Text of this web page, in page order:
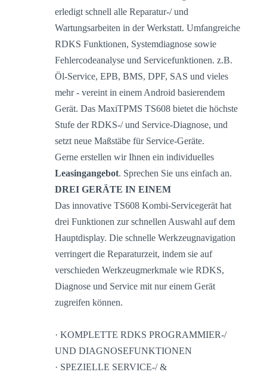
erledigt schnell alle Reparatur-/ und
Wartungsarbeiten in der Werkstatt. Umfangreiche
RDKS Funktionen, Systemdiagnose sowie
Fehlercodeanalyse und Servicefunktionen. z.B.
Öl-Service, EPB, BMS, DPF, SAS und vieles
mehr - vereint in einem Android basierendem
Gerät. Das MaxiTPMS TS608 bietet die höchste
Stufe der RDKS-/ und Service-Diagnose, und
setzt neue Maßstäbe für Service-Geräte.
Gerne erstellen wir Ihnen ein individuelles
Leasingangebot. Sprechen Sie uns einfach an.
DREI GERÄTE IN EINEM
Das innovative TS608 Kombi-Servicegerät hat
drei Funktionen zur schnellen Auswahl auf dem
Hauptdisplay. Die schnelle Werkzeugnavigation
verringert die Reparaturzeit, indem sie auf
verschieden Werkzeugmerkmale wie RDKS,
Diagnose und Service mit nur einem Gerät
zugreifen können.
· KOMPLETTE RDKS PROGRAMMIER-/
UND DIAGNOSEFUNKTIONEN
· SPEZIELLE SERVICE-/ &